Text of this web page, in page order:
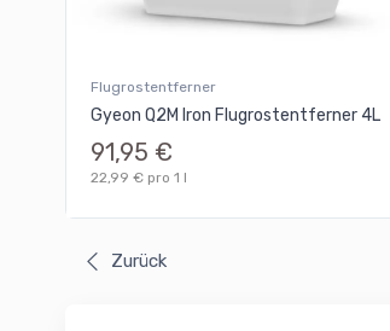
Flugrostentferner
Gyeon Q2M Iron Flugrostentferner 4L
91,95 €
22,99 € pro 1 l
Zurück